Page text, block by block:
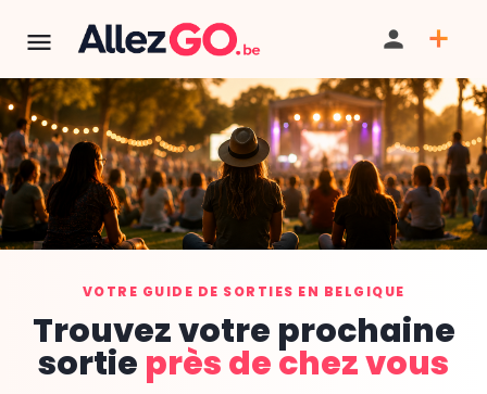
VOTRE GUIDE DE SORTIES EN BELGIQUE
Trouvez votre prochaine
sortie près de chez vous